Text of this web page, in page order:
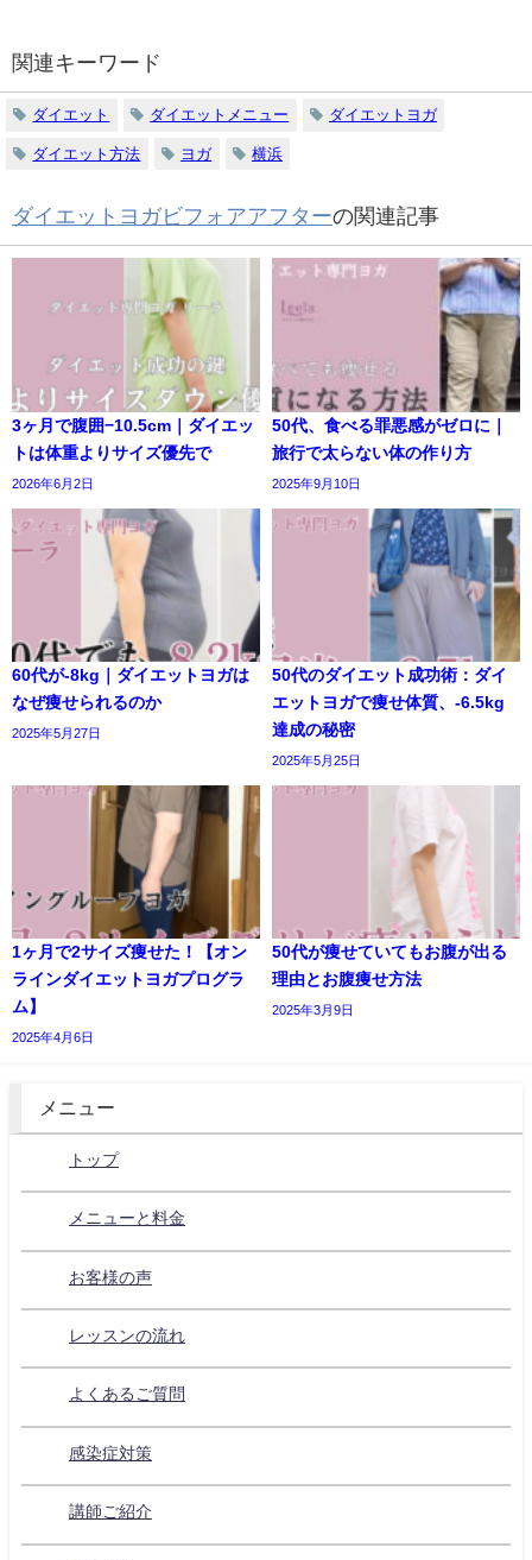
関連キーワード
ダイエット ダイエットメニュー ダイエットヨガ
ダイエット方法 ヨガ 横浜
ダイエットヨガビフォアアフターの関連記事
3ヶ月で腹囲−10.5cm｜ダイエッ
トは体重よりサイズ優先で
2026年6月2日
50代、食べる罪悪感がゼロに｜
旅行で太らない体の作り方
2025年9月10日
60代が-8kg｜ダイエットヨガは
なぜ痩せられるのか
2025年5月27日
50代のダイエット成功術：ダイ
エットヨガで痩せ体質、-6.5kg
達成の秘密
2025年5月25日
1ヶ月で2サイズ痩せた！【オン
ラインダイエットヨガプログラ
ム】
2025年4月6日
50代が痩せていてもお腹が出る
理由とお腹痩せ方法
2025年3月9日
メニュー
トップ
メニューと料金
お客様の声
レッスンの流れ
よくあるご質問
感染症対策
講師ご紹介